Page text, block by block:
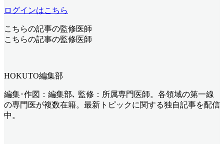
ログインはこちら
こちらの記事の監修医師
こちらの記事の監修医師
HOKUTO編集部
編集･作図：編集部､ 監修：所属専門医師。各領域の第一線
の専門医が複数在籍。最新トピックに関する独自記事を配信
中。